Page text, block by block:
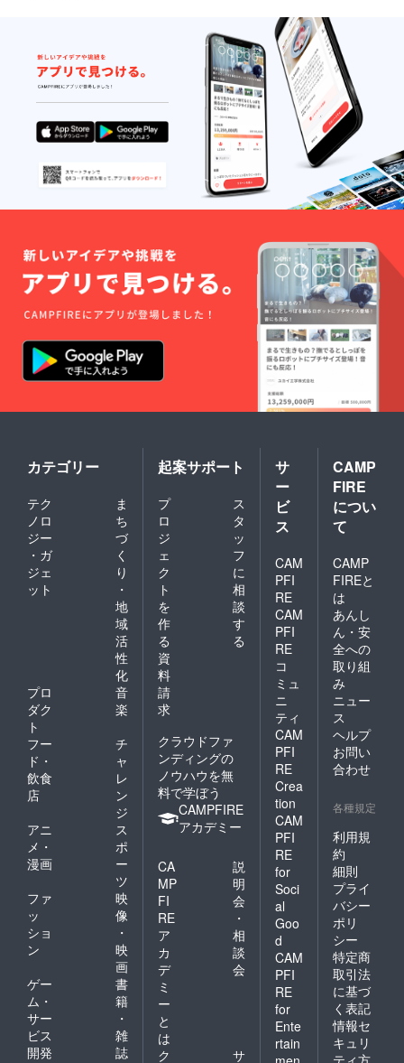
カテゴリー
テク
ノロ
ジー
・ガ
ジェ
ット
ま
ち
づ
く
り
・
地
域
活
性
化
プロ
ダク
ト
音
楽
フー
ド・
飲食
店
チ
ャ
レ
ン
ジ
アニ
メ・
漫画
ス
ポ
ー
ツ
ファ
ッ
ショ
ン
映
像
・
映
画
ゲー
ム・
サー
ビス
開発
書
籍
・
雑
誌
起案サポート
プ
ロ
ジ
ェ
ク
ト
を
作
る
ス
タ
ッ
フ
に
相
談
す
る
資
料
請
求
クラウドファ
ンディングの
ノウハウを無
料で学ぼう
CAMPFIRE
アカデミー
CA
MP
FI
RE
ア
カ
デ
ミ
ー
と
は
説
明
会
・
相
談
会
ク
サ
サ
ー
ビ
ス
CAM
PFI
RE
CAM
PFI
RE
コ
ミュ
ニ
ティ
CAM
PFI
RE
Crea
tion
CAM
PFI
RE
for
Soci
al
Goo
d
CAM
PFI
RE
for
Ente
rtain
CAMP
FIRE
につい
て
CAMP
FIREと
は
あんし
ん・安
全への
取り組
み
ニュー
ス
ヘルプ
お問い
合わせ
各種規定
利用規
約
細則
プライ
バシー
ポリ
シー
特定商
取引法
に基づ
く表記
情報セ
キュリ
ティ方